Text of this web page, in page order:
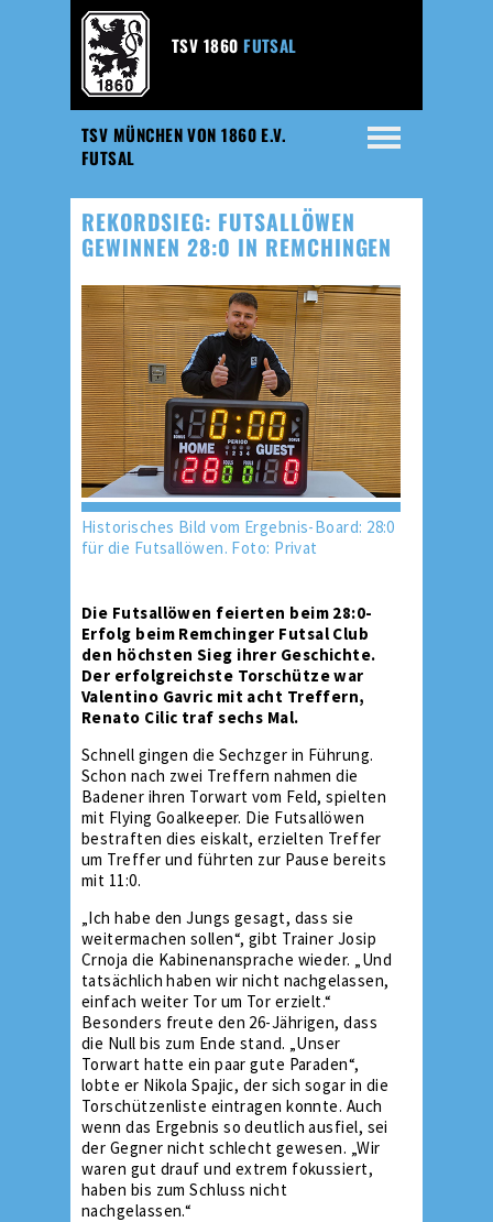
TSV MÜNCHEN VON 1860 E.V.
FUTSAL
TSV 1860 FUTSAL
REKORDSIEG: FUTSALLÖWEN
GEWINNEN 28:0 IN REMCHINGEN
Historisches Bild vom Ergebnis-Board: 28:0
für die Futsallöwen. Foto: Privat
Die Futsallöwen feierten beim 28:0-
Erfolg beim Remchinger Futsal Club
den höchsten Sieg ihrer Geschichte.
Der erfolgreichste Torschütze war
Valentino Gavric mit acht Treffern,
Renato Cilic traf sechs Mal.
Schnell gingen die Sechzger in Führung.
Schon nach zwei Treffern nahmen die
Badener ihren Torwart vom Feld, spielten
mit Flying Goalkeeper. Die Futsallöwen
bestraften dies eiskalt, erzielten Treffer
um Treffer und führten zur Pause bereits
mit 11:0.
„Ich habe den Jungs gesagt, dass sie
weitermachen sollen“, gibt Trainer Josip
Crnoja die Kabinenansprache wieder. „Und
tatsächlich haben wir nicht nachgelassen,
einfach weiter Tor um Tor erzielt.“
Besonders freute den 26-Jährigen, dass
die Null bis zum Ende stand. „Unser
Torwart hatte ein paar gute Paraden“,
lobte er Nikola Spajic, der sich sogar in die
Torschützenliste eintragen konnte. Auch
wenn das Ergebnis so deutlich ausfiel, sei
der Gegner nicht schlecht gewesen. „Wir
waren gut drauf und extrem fokussiert,
haben bis zum Schluss nicht
nachgelassen.“